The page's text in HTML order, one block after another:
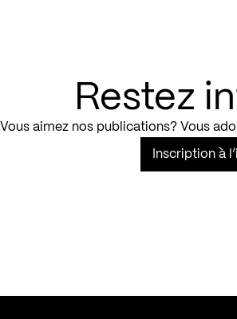
Restez
Vous aimez nos publications? Vous
Inscription à